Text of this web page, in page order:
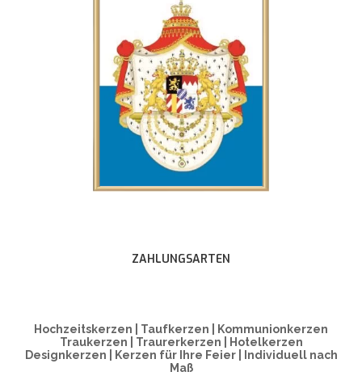
ZAHLUNGSARTEN
Hochzeitskerzen | Taufkerzen | Kommunionkerzen
Traukerzen | Traurerkerzen | Hotelkerzen
Designkerzen | Kerzen für Ihre Feier | Individuell nach
Maß